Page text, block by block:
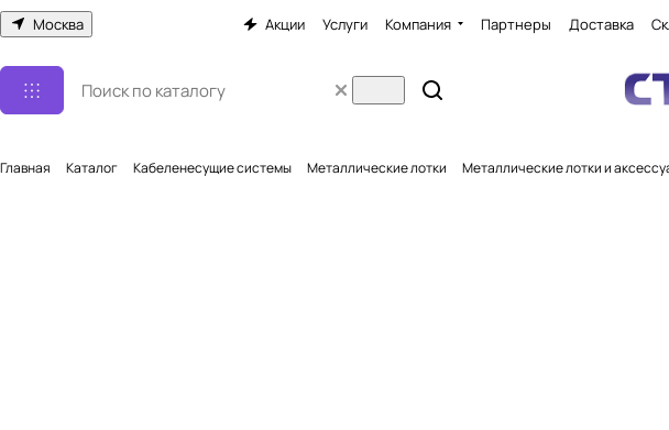
Москва Акции Услуги Компания Партнеры Доставка
Главная Каталог Кабеленесущие системы Металлические лотки Металлические лотки и